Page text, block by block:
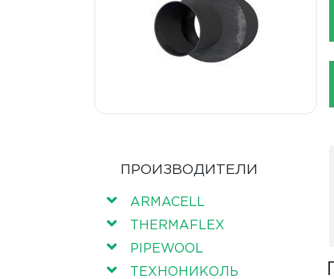
ПРОИЗВОДИТЕЛИ
ARMACELL
THERMAFLEX
PIPEWOOL
ТЕХНОНИКОЛЬ